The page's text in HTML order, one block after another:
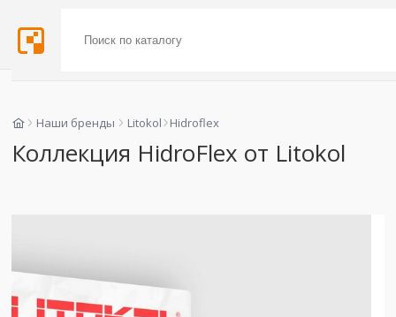
Наши бренды Litokol Hidroflex
Коллекция HidroFlex от Litokol